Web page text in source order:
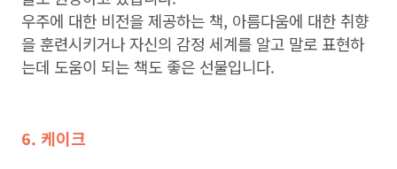
우주에 대한 비전을 제공하는 책, 아름다움에 대한 취향
을 훈련시키거나 자신의 감정 세계를 알고 말로 표현하
는데 도움이 되는 책도 좋은 선물입니다.
6. 케이크